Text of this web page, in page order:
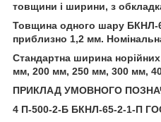
товщини і ширини, з
Товщина одного шару БКНЛ-
приблизно 1,2 мм.
Стандартна ширина
мм, 200 мм, 250 мм, 300 мм,
ПРИКЛАД УМОВНОГО
4 П-500-2-Б БКНЛ-65-2-1-П